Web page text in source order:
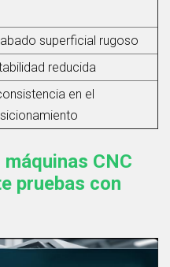
superficial rugoso
reducida
en el
CNC
pruebas con